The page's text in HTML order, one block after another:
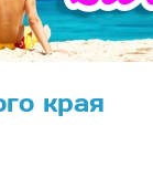
края